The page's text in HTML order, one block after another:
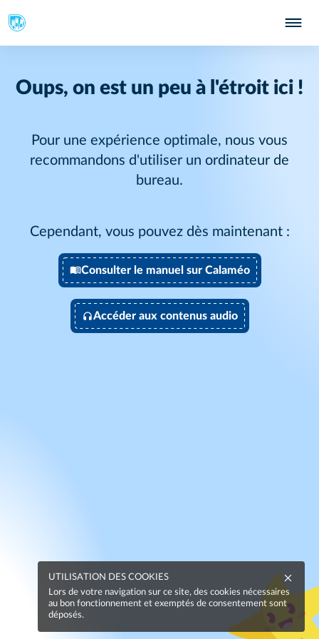
Oups, on est un peu à l'étroit ici !
Pour une expérience optimale, nous vous
recommandons d'utiliser un ordinateur de
bureau.
Cependant, vous pouvez dès maintenant :
Consulter le manuel sur Calaméo
Accéder aux contenus audio
UTILISATION DES COOKIES
Lors de votre navigation sur ce site, des cookies nécessaires
au bon fonctionnement et exemptés de consentement sont
déposés.